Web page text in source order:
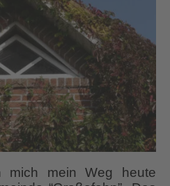
mich mein Weg heute